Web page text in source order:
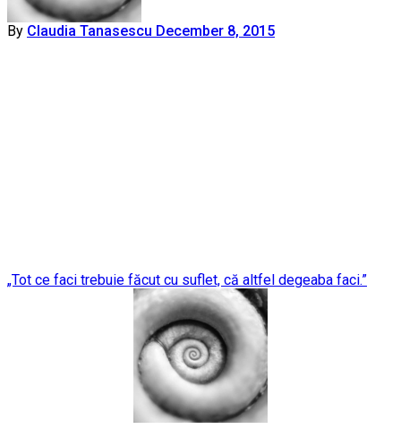
By Claudia Tanasescu December 8, 2015
Post
„Tot ce faci trebuie făcut cu suflet, că altfel degeaba faci.”